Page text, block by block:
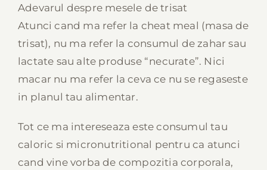
Adevarul despre mesele de trisat
Atunci cand ma refer la cheat meal (masa de
trisat), nu ma refer la consumul de zahar sau
lactate sau alte produse “necurate”. Nici
macar nu ma refer la ceva ce nu se regaseste
in planul tau alimentar.
Tot ce ma intereseaza este consumul tau
caloric si micronutritional pentru ca atunci
cand vine vorba de compozitia corporala,